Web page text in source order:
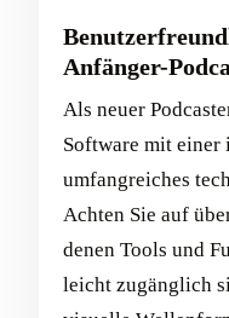
Anfänger-
Als neuer
Software mit
umfangreiches
Achten Sie auf
denen Tools und
leicht zugänglich